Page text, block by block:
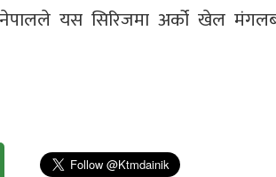
यस सिरिजमा अर्को खेल